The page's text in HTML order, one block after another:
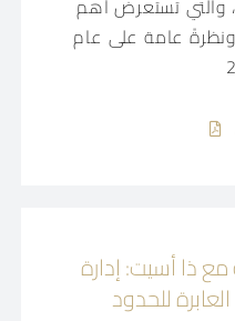
التمويل الإسلامي 2025، والتي تستعرض أهم
في عام 2024، ونظرةً عامة على عام
ذا أسيت: إدارة
للحدود